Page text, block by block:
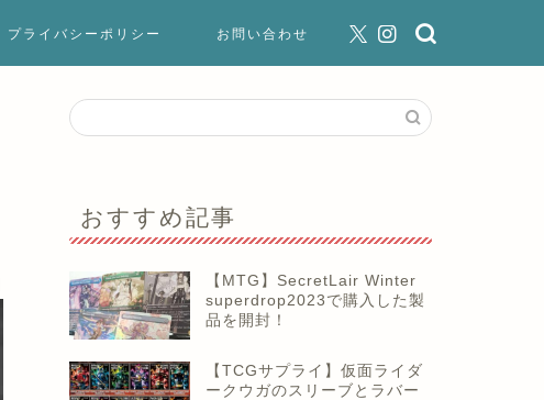
プライバシーポリシー お問い合わせ
おすすめ記事
【MTG】SecretLair Winter
superdrop2023で購入した製
品を開封！
【TCGサプライ】仮面ライダ
ークウガのスリーブとラバー